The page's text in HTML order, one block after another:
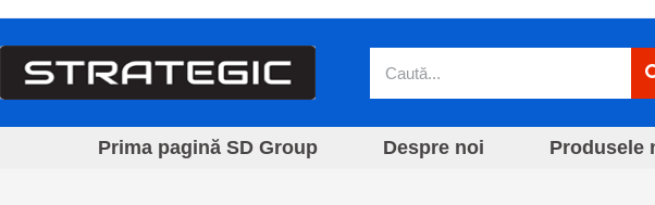
Prima pagină SD Group Despre noi Produsele